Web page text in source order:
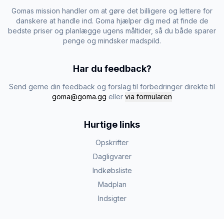
Gomas mission handler om at gøre det billigere og lettere for
danskere at handle ind. Goma hjælper dig med at finde de
bedste priser og planlægge ugens måltider, så du både sparer
penge og mindsker madspild.
Har du feedback?
Send gerne din feedback og forslag til forbedringer direkte til
goma@goma.gg eller via formularen
Hurtige links
Opskrifter
Dagligvarer
Indkøbsliste
Madplan
Indsigter